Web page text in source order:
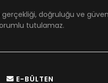
doğruluğu ve
tutulamaz.
E-BÜLTEN